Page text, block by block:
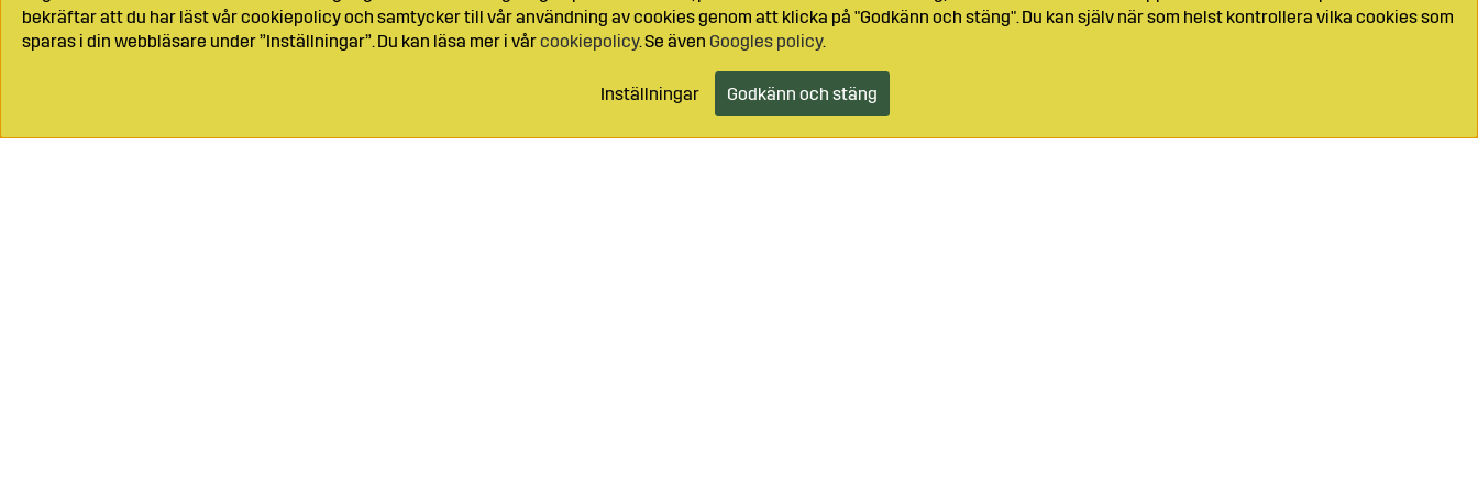
bekräftar att du har läst vår cookiepolicy och samtycker till vår användning av cookies genom att klicka på "Godkänn och stäng". Du kan själv när som helst kontrollera vilka cookies som
sparas i din webbläsare under ”Inställningar”. Du kan läsa mer i vårcookiepolicy. Se även Googles policy.
Inställningar Godkänn och stäng